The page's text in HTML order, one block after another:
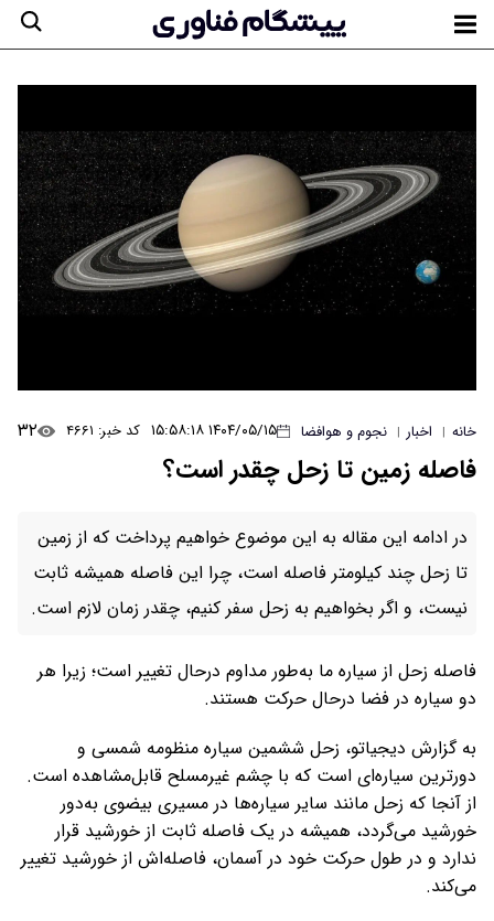
خانه | اخبار | نجوم و هوافضا ۱۴۰۴/۰۵/۱۵ ۱۵:۵۸:۱۸ کد خبر: ۴۶۶۱ ۳۲
فاصله زمین تا زحل چقدر است؟
در ادامه این مقاله به این موضوع خواهیم پرداخت که از زمین
تا زحل چند کیلومتر فاصله است، چرا این فاصله همیشه ثابت
نیست، و اگر بخواهیم به زحل سفر کنیم، چقدر زمان لازم است.
فاصله زحل از سیاره‌ ما به‌طور مداوم درحال تغییر است؛ زیرا هر
دو سیاره در فضا درحال حرکت هستند.
به گزارش دیجیاتو، زحل ششمین سیاره منظومه شمسی و
دورترین سیاره‌ای است که با چشم غیرمسلح قابل‌مشاهده است.
از آنجا که زحل مانند سایر سیاره‌ها در مسیری بیضوی به‌دور
خورشید می‌گردد، همیشه در یک فاصله ثابت از خورشید قرار
ندارد و در طول حرکت خود در آسمان، فاصله‌اش از خورشید تغییر
می‌کند.